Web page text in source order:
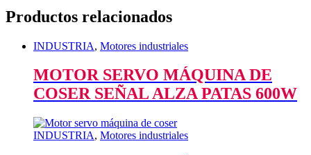
Productos relacionados
INDUSTRIA, Motores industriales
MOTOR SERVO MÁQUINA DE
COSER SEÑAL ALZA PATAS 600W
INDUSTRIA, Motores industriales